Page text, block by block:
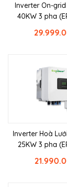
Inverter On-
40KW 3 pha
Inverter Hoà
25KW 3 pha